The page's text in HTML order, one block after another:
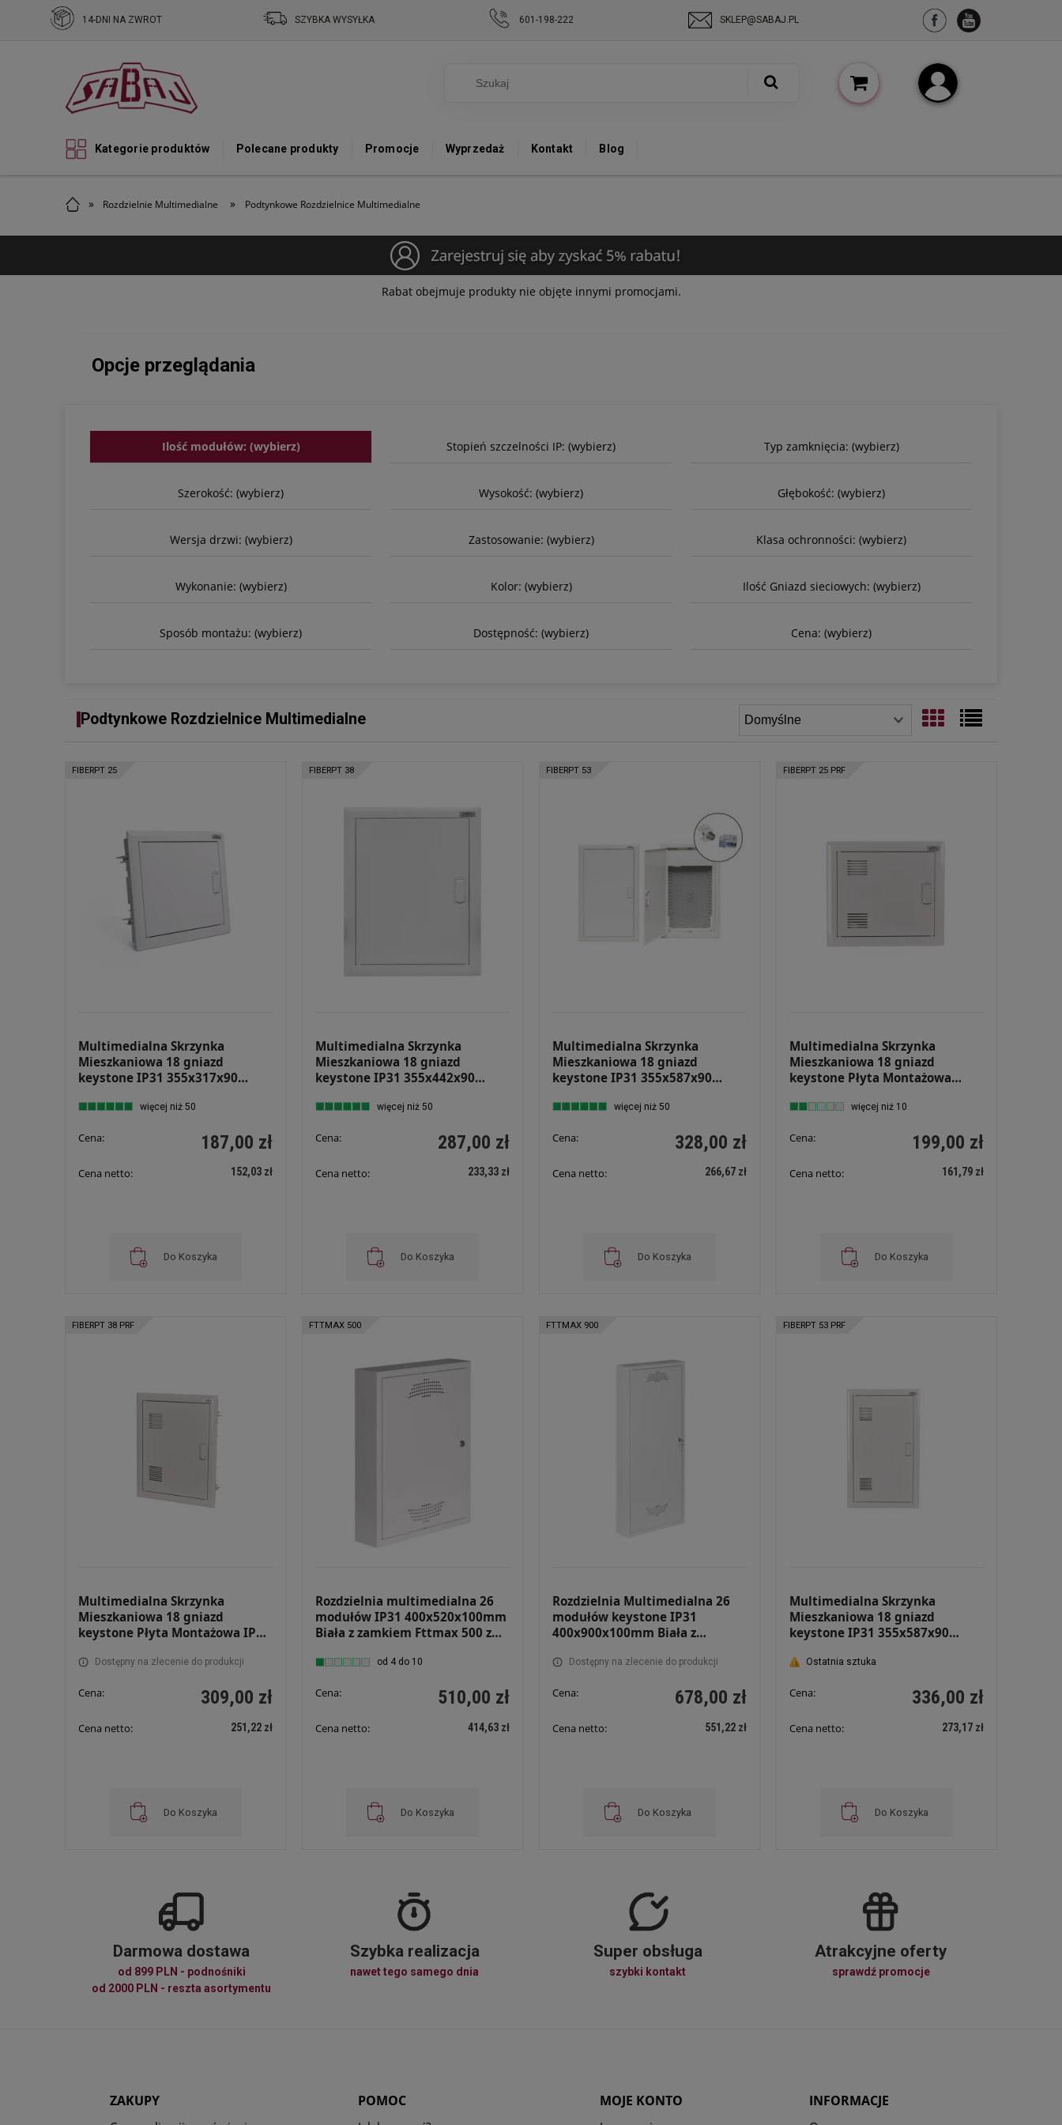
Kategorie produktów Polecane produkty Promocje Wyprzedaż Kontakt Blog
» Rozdzielnie Multimedialne » Podtynkowe Rozdzielnice Multimedialne
14-DNI NA ZWROT SZYBKA WYSYŁKA 601-198-222 SKLEP@SABAJ.PL
Rabat obejmuje produkty nie objęte innymi promocjami.
Opcje przeglądania
Ilość modułów: (wybierz) Stopień szczelności IP: (wybierz) Typ zamknięcia: (wybierz)
Szerokość: (wybierz) Wysokość: (wybierz) Głębokość: (wybierz)
Wersja drzwi: (wybierz) Zastosowanie: (wybierz) Klasa ochronności: (wybierz)
Wykonanie: (wybierz) Kolor: (wybierz) Ilość Gniazd sieciowych: (wybierz)
Sposób montażu: (wybierz) Dostępność: (wybierz) Cena: (wybierz)
Podtynkowe Rozdzielnice Multimedialne
FIBERPT 25
Multimedialna Skrzynka
Mieszkaniowa 18 gniazd
keystone IP31 355x317x90
Multimedialna FibeRPT 25
więcej niż 50
Cena: 187,00 zł
Cena netto: 152,03 zł
Do Koszyka
FIBERPT 38
Multimedialna Skrzynka
Mieszkaniowa 18 gniazd
keystone IP31 355x442x90
Multimedialna FibeRPT 38
więcej niż 50
Cena: 287,00 zł
Cena netto: 233,33 zł
Do Koszyka
FIBERPT 53
Multimedialna Skrzynka
Mieszkaniowa 18 gniazd
keystone IP31 355x587x90
Multimedialna FibeRPT 53
więcej niż 50
Cena: 328,00 zł
Cena netto: 266,67 zł
Do Koszyka
FIBERPT 25 PRF
Multimedialna Skrzynka
Mieszkaniowa 18 gniazd
keystone Płyta Montażowa
Rozdzielnica Multimedialna
PRF
więcej niż 10
Cena: 199,00 zł
Cena netto: 161,79 zł
Do Koszyka
FIBERPT 38 PRF
Multimedialna Skrzynka
Mieszkaniowa 18 gniazd
keystone Płyta Montażowa IP31
Rozdzielnica Multimedialna
PRF
Dostępny na zlecenie do produkcji
Cena: 309,00 zł
Cena netto: 251,22 zł
Do Koszyka
FTTMAX 500
Rozdzielnia multimedialna 26
modułów IP31 400x520x100mm
Biała z zamkiem Fttmax 500 z
od 4 do 10
Cena: 510,00 zł
Cena netto: 414,63 zł
Do Koszyka
FTTMAX 900
Rozdzielnia Multimedialna 26
modułów keystone IP31
400x900x100mm Biała z
montażowa Skrzynka
Dostępny na zlecenie do produkcji
Cena: 678,00 zł
Cena netto: 551,22 zł
Do Koszyka
FIBERPT 53 PRF
Multimedialna Skrzynka
Mieszkaniowa 18 gniazd
keystone IP31 355x587x90
Rozdzielnica Multimedialna
Ostatnia sztuka
Cena: 336,00 zł
Cena netto: 273,17 zł
Do Koszyka
Darmowa dostawa
od 899 PLN - podnośniki
od 2000 PLN - reszta asortymentu
Szybka realizacja
nawet tego samego dnia
Super obsługa
szybki kontakt
Atrakcyjne oferty
sprawdź promocje
ZAKUPY POMOC MOJE KONTO INFORMACJE